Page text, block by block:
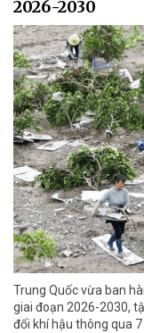
2026-2030
Trung Quốc vừa ban
giai đoạn 2026-2030,
đổi khí hậu thông qua